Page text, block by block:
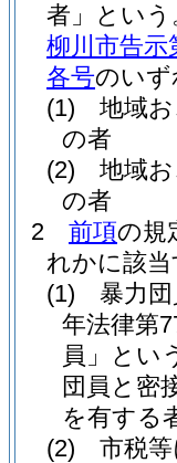
者」という
柳川市告示
各号のい
(1)
地域
の者
(2)
地域
の者
2
前項の規
れかに該
(1)
暴力
年法律第
員」とい
団員と密
を有する
(2)
市税